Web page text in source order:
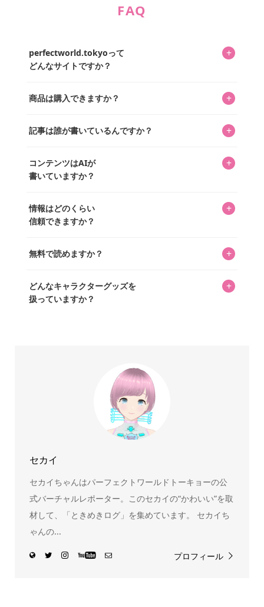
FAQ
perfectworld.tokyoって
どんなサイトですか？
+
ってもらうニュースサイトです。運営はキャラグッズコレ
を中心に行われており、私たちは実際に40,000種のキャラグ
商品は購入できますか？ +
「perfectworld.shop」で、ほとんど全てのアイテムを購
があり、そこからジャンプできます。
記事は誰が書いているんですか？ +
ています。記事内の99%を超えるほぼすべての写真も、1枚
ずつ心を込めて自分たちで撮影したものです。さらに、10
ッズを収集し、月に1,000点の新商品を選定・購入する編集
長KOSが全記事を監修しています。
コンテンツはAIが
書いていますか？
+
書いています。AIは使用していません。編集長KOSが最終確
認を行い、手動で更新しています。
情報はどのくらい
信頼できますか？
+
いをお届けすることは保証します。なお、記事内に価格は
め、正確な情報をお伝えできないからです。
無料で読めますか？ +
どんなキャラクターグッズを
扱っていますか？
+
ーをいち早く皆さんにお届けすることも、私たちの使命の
セカイ
セカイちゃんはパーフェクトワールドトーキョーの公
式バーチャルレポーター。このセカイの“かわいい”を取
材して、「ときめきログ」を集めています。 セカイち
ゃんの...
プロフィール